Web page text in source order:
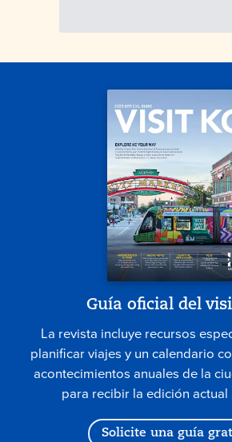
Guía oficial del
La revista incluye recursos
planificar viajes y un calendario
acontecimientos anuales de la
para recibir la edición
Solicite una guía